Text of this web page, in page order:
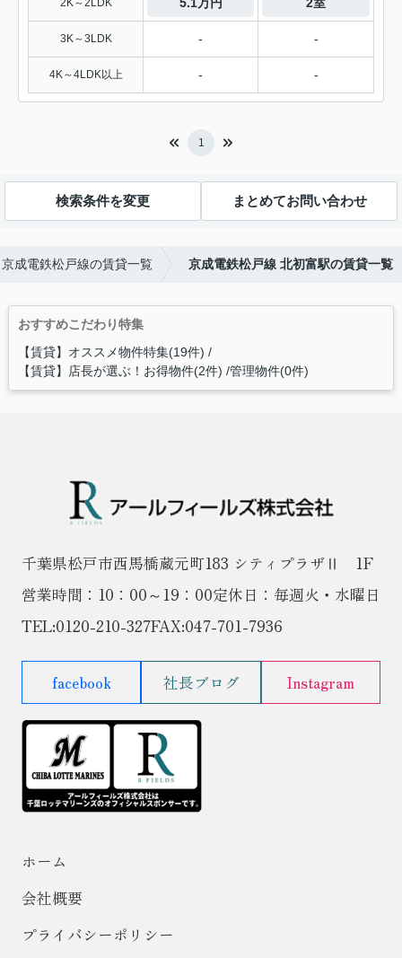
3K～3LDK - -
4K～4LDK以上 - -
1
検索条件を変更 まとめてお問い合わせ
京成電鉄松戸線の賃貸一覧 京成電鉄松戸線 北初富駅の賃貸一覧
おすすめこだわり特集
【賃貸】オススメ物件特集(19件)
【賃貸】店長が選ぶ！お得物件(2件) 管理物件(0件)
千葉県松戸市西馬橋蔵元町183 シティプラザⅡ 1F
営業時間：10：00～19：00定休日：毎週火・水曜日
TEL:0120-210-327FAX:047-701-7936
facebook 社長ブログ Instagram
ホーム
会社概要
プライバシーポリシー